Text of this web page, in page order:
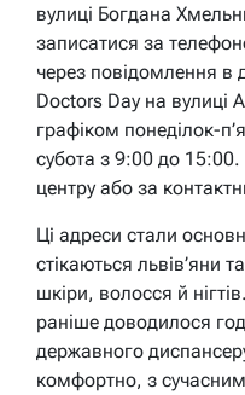
вулиці Богдана
записатися за
через повідомлення в
Doctors Day на
графіком понеділок-
субота з 9:00 до
центру або за
Ці адреси стали
стікаються львів’яни
шкіри, волосся й
раніше доводилося
державного
комфортно, з